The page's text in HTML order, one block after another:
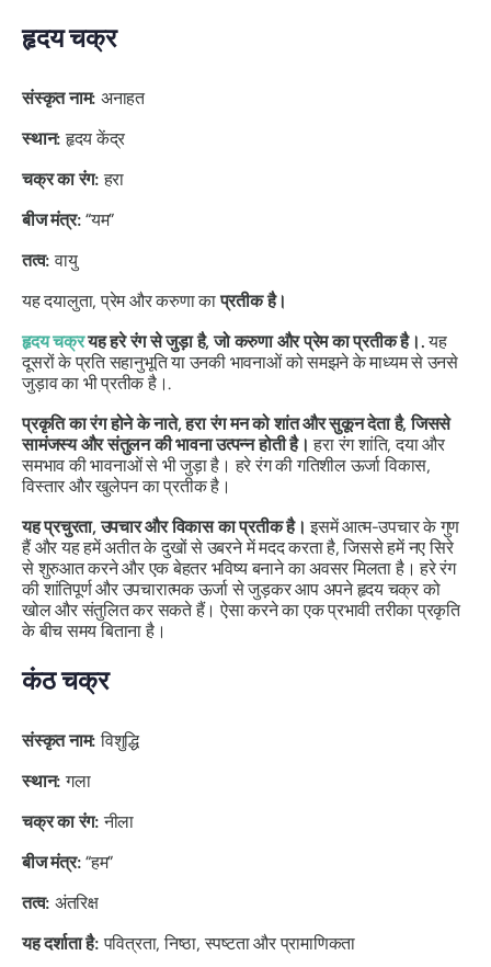
हृदय चक्र
संस्कृत नाम: अनाहत
स्थान: हृदय केंद्र
चक्र का रंग: हरा
बीज मंत्र: “यम”
तत्व: वायु
यह दयालुता, प्रेम और करुणा काप्रतीक है।
हृदय चक्रयह हरे रंग से जुड़ा है, जो करुणा और प्रेम का प्रतीक है।.यह
दूसरों के प्रति सहानुभूति या उनकी भावनाओं को समझने के माध्यम से उनसे
जुड़ाव का भी प्रतीक है।.
प्रकृति का रंग होने के नाते, हरा रंग मन को शांत और सुकून देता है, जिससे
सामंजस्य और संतुलन की भावना उत्पन्न होती है। हरा रंग शांति, दया और
समभाव की भावनाओं से भी जुड़ा है।हरे रंग की गतिशील ऊर्जा विकास,
विस्तार और खुलेपन का प्रतीक है।
यह प्रचुरता, उपचार और विकास का प्रतीक है। इसमें आत्म-उपचार के गुण
हैं और यह हमें अतीत के दुखों से उबरने में मदद करता है, जिससे हमें नए सिरे
से शुरुआत करने और एक बेहतर भविष्य बनाने का अवसर मिलता है। हरे रंग
की शांतिपूर्ण और उपचारात्मक ऊर्जा से जुड़कर आप अपने हृदय चक्र को
खोल और संतुलित कर सकते हैं। ऐसा करने का एक प्रभावी तरीका प्रकृति
के बीच समय बिताना है।
कंठ चक्र
संस्कृत नाम: विशुद्धि
स्थान: गला
चक्र का रंग: नीला
बीज मंत्र: “हम”
तत्व: अंतरिक्ष
यह दर्शाता है:पवित्रता, निष्ठा, स्पष्टता और प्रामाणिकता